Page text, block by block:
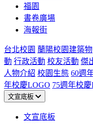
福園
書卷廣場
海報街
台北校園 蘭陽校園建築物
動 行政活動 校友活動 傑
人物介紹 校園生態 60週
年校慶LOGO 75週年校
文宣底板
文宣底板